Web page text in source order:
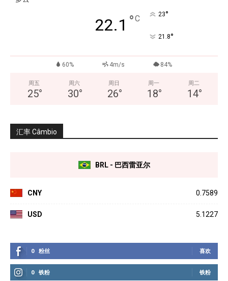
22.1 °C 23°
21.8°
60% 4m/s 84%
周五
25°
周六
30°
周日
26°
周一
18°
周二
14°
汇率 Câmbio
BRL - 巴西雷亚尔
CNY 0.7589
USD 5.1227
0 粉丝 喜欢
0 铁粉 铁粉